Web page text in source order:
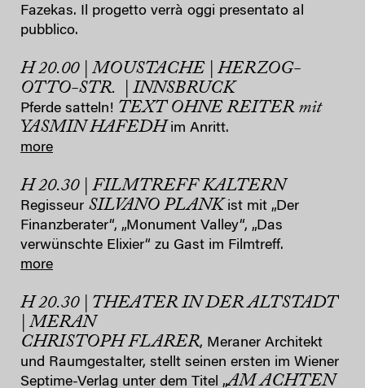
Fazekas. Il progetto verrà oggi presentato al
pubblico.
H 20.00 | MOUSTACHE | HERZOG-
OTTO-STR. | INNSBRUCK
Pferde satteln! TEXT OHNE REITER mit
YASMIN HAFEDH im Anritt.
more
H 20.30 | FILMTREFF KALTERN
Regisseur SILVANO PLANK ist mit „Der
Finanzberater“, „Monument Valley“, „Das
verwünschte Elixier“ zu Gast im Filmtreff.
more
H 20.30 | THEATER IN DER ALTSTADT
| MERAN
CHRISTOPH FLARER, Meraner Architekt
und Raumgestalter, stellt seinen ersten im Wiener
Septime-Verlag unter dem Titel „AM ACHTEN